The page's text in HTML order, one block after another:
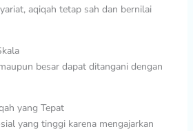
aqiqah tetap sah dan bernilai
besar dapat ditangani dengan
yang Tepat
yang tinggi karena mengajarkan